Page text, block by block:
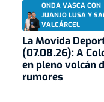
ONDA VASCA CON
JUANJO LUSA Y
VALCÁRCEL
La Movida
(07.08.26): A
en pleno volcán
rumores